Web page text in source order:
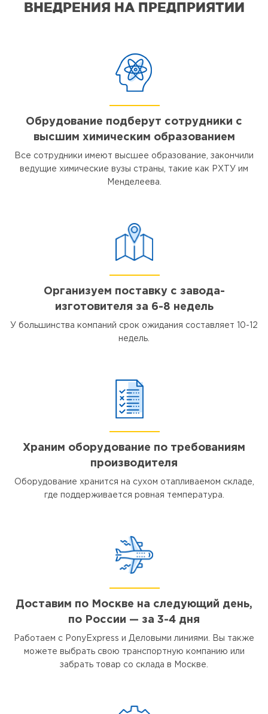
ВНЕДРЕНИЯ НА ПРЕДПРИЯТИИ
Обрудование подберут сотрудники с
высшим химическим образованием
Все сотрудники имеют высшее образование, закончили
ведущие химические вузы страны, такие как РХТУ им
Менделеева.
Организуем поставку с завода-
изготовителя за 6-8 недель
У большинства компаний срок ожидания составляет 10-12
недель.
Храним оборудование по требованиям
производителя
Оборудование хранится на сухом отапливаемом складе,
где поддерживается ровная температура.
Доставим по Москве на следующий день,
по России — за 3-4 дня
Работаем с PonyExpress и Деловыми линиями. Вы также
можете выбрать свою транспортную компанию или
забрать товар со склада в Москве.